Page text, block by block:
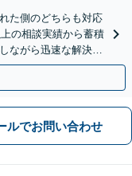
た側のどちらも対応
の相談実績から蓄積
ながら迅速な解決を
談可】
ルでお問い合わせ